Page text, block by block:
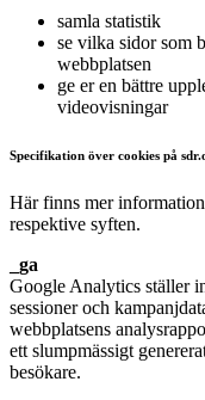
samla statistik
se vilka sidor som
webbplatsen
ge er en bättre
videovisningar
Specifikation över cookies på
Här finns mer
respektive syften.
_ga
Google Analytics ställer
sessioner och
webbplatsens
ett slumpmässigt
besökare.